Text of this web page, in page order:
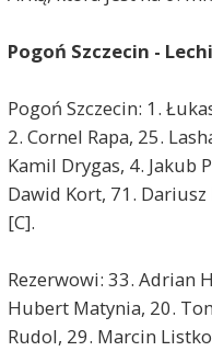
Pogoń Szczecin -
Pogoń Szczecin: 1.
2. Cornel Rapa, 25.
Kamil Drygas, 4. Jakub
Dawid Kort, 71.
[C].
Rezerwowi: 33. Adrian
Hubert Matynia, 20.
Rudol, 29. Marcin